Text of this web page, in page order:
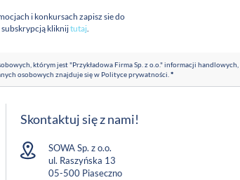
i konkursach zapisz sie do
subskrypcją kliknijtutaj.
którym jest "Przykładowa Firma Sp. z o.o." informacji
osobowych znajduje się w Polityce prywatności.*
Skontaktuj się z nami!
SOWA Sp. z o.o.
ul. Raszyńska 13
05-500 Piaseczno